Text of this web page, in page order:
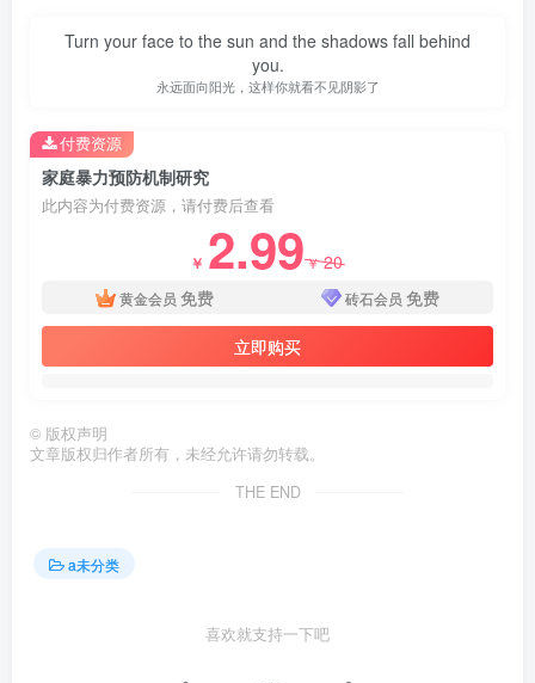
Turn your face to the sun and the shadows fall behind
you.
永远面向阳光，这样你就看不见阴影了
家庭暴力预防机制研究
此内容为付费资源，请付费后查看
￥ 2.99￥20
黄金会员 免费 砖石会员 免费
立即购买
付费资源
© 版权声明
文章版权归作者所有，未经允许请勿转载。
THE END
a未分类
喜欢就支持一下吧